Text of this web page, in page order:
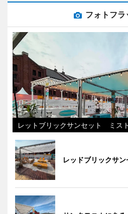
フォトフラ
レットブリックサンセット ミス
レッドブリックサ